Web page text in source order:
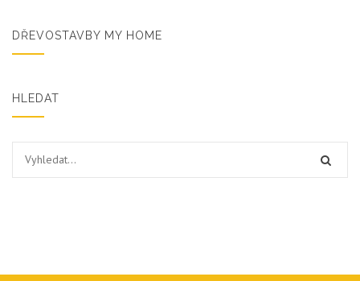
DŘEVOSTAVBY MY HOME
HLEDAT